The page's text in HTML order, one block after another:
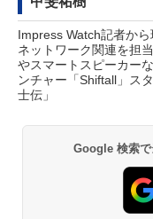
Impress Watch記者か
ネットワーク関連を担
やスマートスピーカー
ンチャー「Shiftall」ス
士伝」
Google 検索で